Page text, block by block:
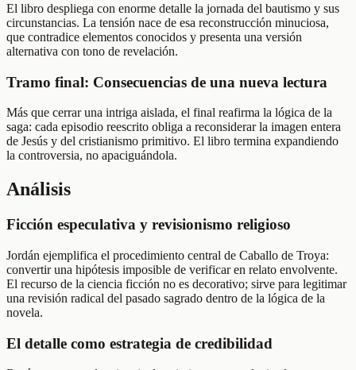
El libro despliega con enorme detalle la jornada del bautismo y sus
circunstancias. La tensión nace de esa reconstrucción minuciosa,
que contradice elementos conocidos y presenta una versión
alternativa con tono de revelación.
Tramo final: Consecuencias de una nueva lectura
Más que cerrar una intriga aislada, el final reafirma la lógica de la
saga: cada episodio reescrito obliga a reconsiderar la imagen entera
de Jesús y del cristianismo primitivo. El libro termina expandiendo
la controversia, no apaciguándola.
Análisis
Ficción especulativa y revisionismo religioso
Jordán ejemplifica el procedimiento central de Caballo de Troya:
convertir una hipótesis imposible de verificar en relato envolvente.
El recurso de la ciencia ficción no es decorativo; sirve para legitimar
una revisión radical del pasado sagrado dentro de la lógica de la
novela.
El detalle como estrategia de credibilidad